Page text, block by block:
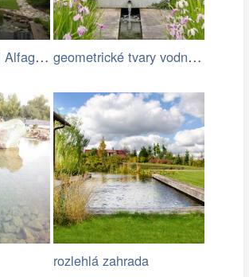
Zahradní jezírko | Alfagreen.cz geometrické tvary vodních ploch jsou…
rozlehlá zahrada